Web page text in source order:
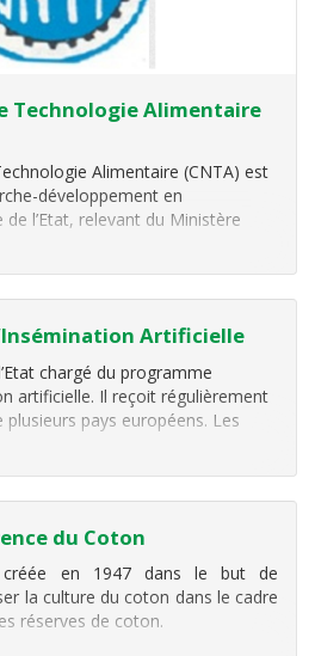
Technologie Alimentaire
Alimentaire (CNTA) est
développement en
l’Etat, relevant du Ministère
Créé par décret N° 100/075
Artificielle
chargé du programme
artificielle. Il reçoit régulièrement
pays européens. Les
seraient encore de nos
du Coton
créée en 1947 dans le but de
la culture du coton dans le cadre
réserves de coton.